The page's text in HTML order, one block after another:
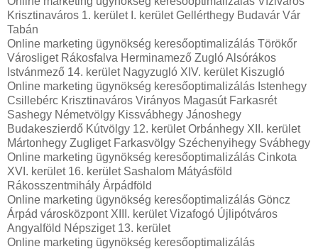
Krisztinaváros 1. kerület I. kerület Gellérthegy Budavár Vár
Tabán
Online marketing ügynökség keresőoptimalizálás Törökőr
Városliget Rákosfalva Herminamező Zugló Alsórákos
Istvánmező 14. kerület Nagyzugló XIV. kerület Kiszugló
Online marketing ügynökség keresőoptimalizálás Istenhegy
Csillebérc Krisztinaváros Virányos Magasút Farkasrét
Sashegy Németvölgy Kissvábhegy Jánoshegy
Budakeszierdő Kútvölgy 12. kerület Orbánhegy XII. kerület
Mártonhegy Zugliget Farkasvölgy Széchenyihegy Svábhegy
Online marketing ügynökség keresőoptimalizálás Cinkota
XVI. kerület 16. kerület Sashalom Mátyásföld
Rákosszentmihály Árpádföld
Online marketing ügynökség keresőoptimalizálás Göncz
Árpád városközpont XIII. kerület Vizafogó Újlipótváros
Angyalföld Népsziget 13. kerület
Online marketing ügynökség keresőoptimalizálás